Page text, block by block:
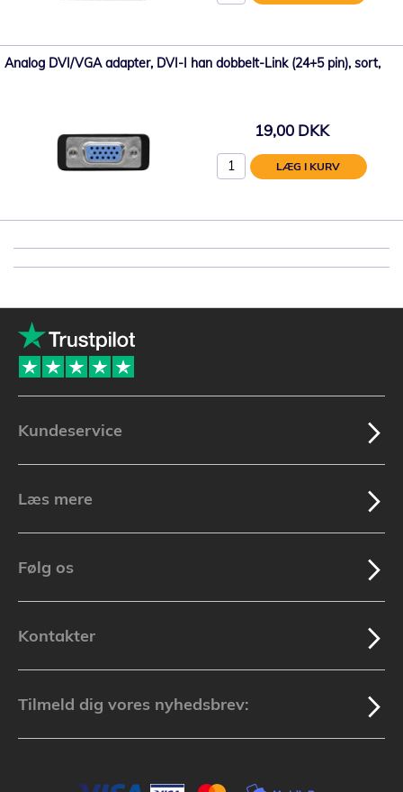
Analog DVI/VGA adapter, DVI-I han dobbelt-Link (24+5 pin), sort,
19,00 DKK
LÆG I KURV
Kundeservice
Læs mere
Følg os
Kontakter
Tilmeld dig vores nyhedsbrev: